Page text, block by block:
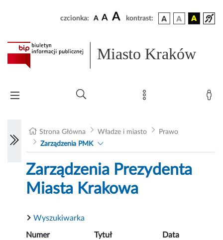
czcionka: A A A kontrast:
Miasto Kraków
Strona Główna Władze i miasto
Prawo
Zarządzenia PMK
Zarządzenia Prezydenta
Miasta Krakowa
Wyszukiwarka
Numer Tytuł
Data